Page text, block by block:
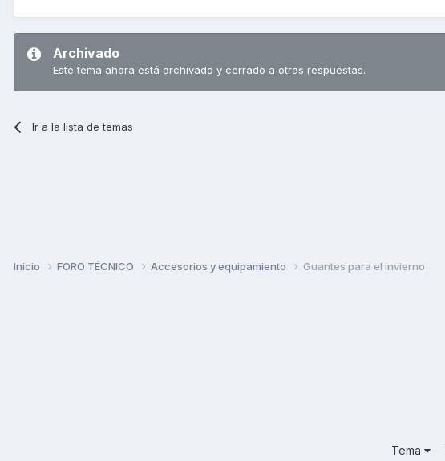
Archivado
Este tema ahora está archivado y cerrado a otras respuestas.
Ir a la lista de temas
Inicio FORO TÉCNICO Accesorios y equipamiento Guantes para el invierno
Tema